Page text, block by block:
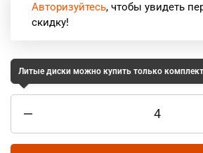
Авторизуйтесь, чтобы увидеть
скидку!
Литые диски можно купить только